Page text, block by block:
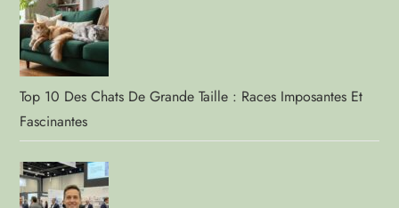
Top 10 Des Chats De Grande Taille : Races Imposantes Et
Fascinantes